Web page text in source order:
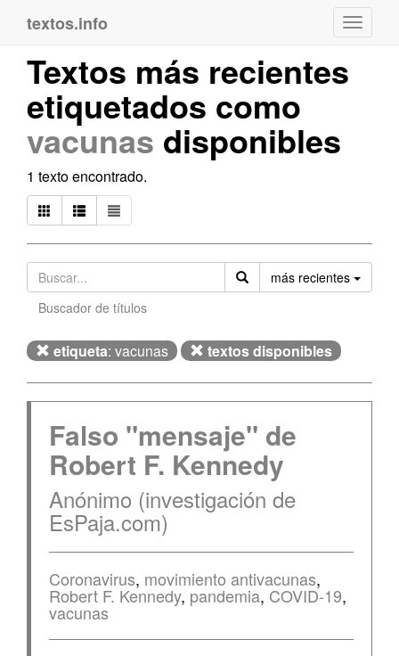
textos.info
Textos más recientes
etiquetados como
vacunas disponibles
1 texto encontrado.
más recientes
Buscador de títulos
etiqueta: vacunas textos disponibles
Falso "mensaje" de
Robert F. Kennedy
Anónimo (investigación de
EsPaja.com)
Coronavirus, movimiento antivacunas,
Robert F. Kennedy, pandemia, COVID-19,
vacunas